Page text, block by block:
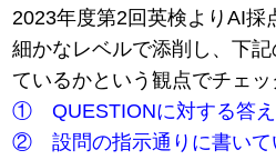
2023年度第2回英検よりAI採
細かなレベルで添削し、下
ているかという観点でチェッ
① QUESTIONに対する答え
② 設問の指示通りに書いて